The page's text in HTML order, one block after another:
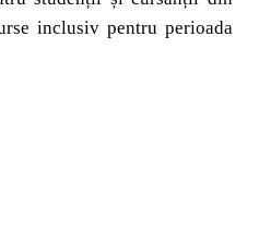
inclusiv pentru perioada